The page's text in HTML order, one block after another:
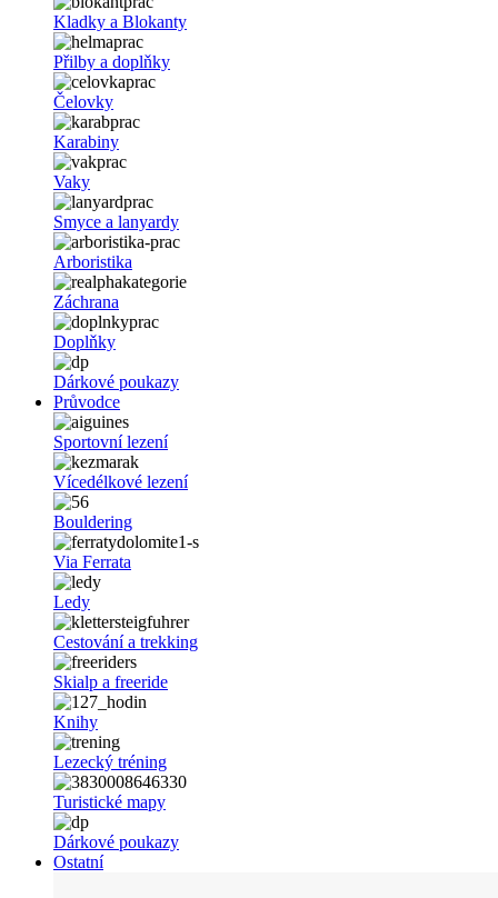
Kladky a Blokanty
Přilby a doplňky
Čelovky
Karabiny
Vaky
Smyce a lanyardy
Arboristika
Záchrana
Doplňky
Dárkové poukazy
Průvodce
Sportovní lezení
Vícedélkové lezení
Bouldering
Via Ferrata
Ledy
Cestování a trekking
Skialp a freeride
Knihy
Lezecký tréning
Turistické mapy
Dárkové poukazy
Ostatní